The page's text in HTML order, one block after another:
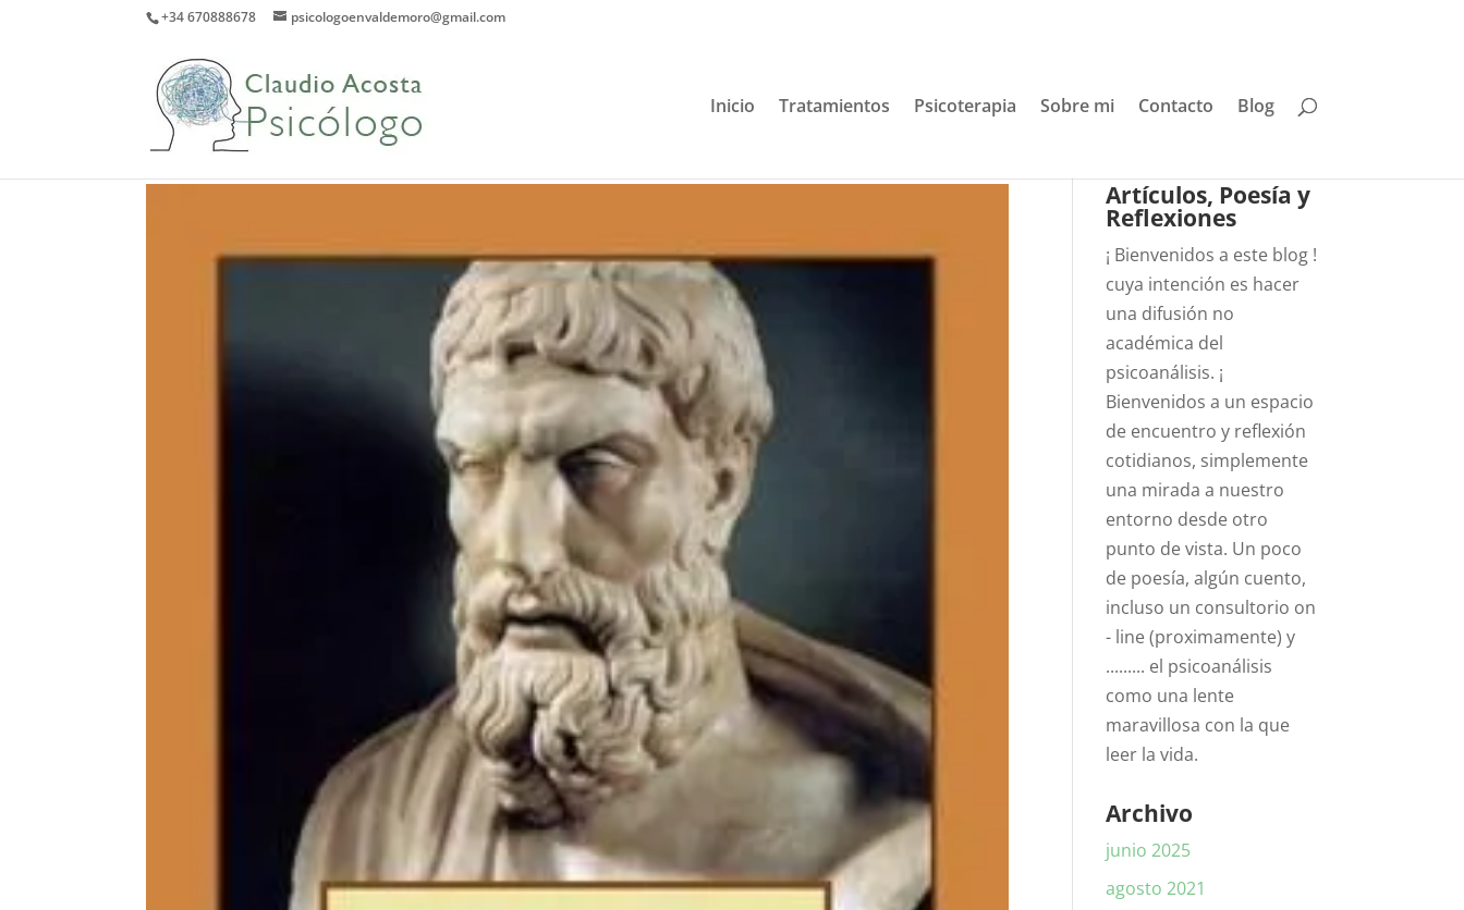
+34 670888678 psicologoenvaldemoro@gmail.com
Inicio Tratamientos Psicoterapia Sobre mi Contacto Blog
Artículos, Poesía y
Reflexiones
¡ Bienvenidos a este blog !
cuya intención es hacer
una difusión no
académica del
psicoanálisis. ¡
Bienvenidos a un espacio
de encuentro y reflexión
cotidianos, simplemente
una mirada a nuestro
entorno desde otro
punto de vista. Un poco
de poesía, algún cuento,
incluso un consultorio on
- line (proximamente) y
......... el psicoanálisis
como una lente
maravillosa con la que
leer la vida.
Archivo
junio 2025
agosto 2021